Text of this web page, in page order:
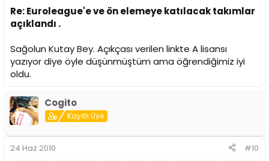
Re: Euroleague'e ve ön elemeye katılacak takımlar
açıklandı .
Sağolun Kutay Bey. Açıkçası verilen linkte A lisansı
yazıyor diye öyle düşünmüştüm ama öğrendiğimiz iyi
oldu.
Cogito
Kayıtlı Üye
24 Haz 2010 #10